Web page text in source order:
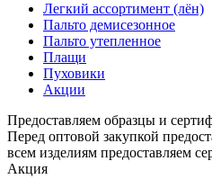
Легкий ассортимент (лён)
Пальто демисезонное
Пальто утепленное
Плащи
Пуховики
Акции
Предоставляем образцы и
Перед оптовой закупкой
всем изделиям предоставляем
Акция